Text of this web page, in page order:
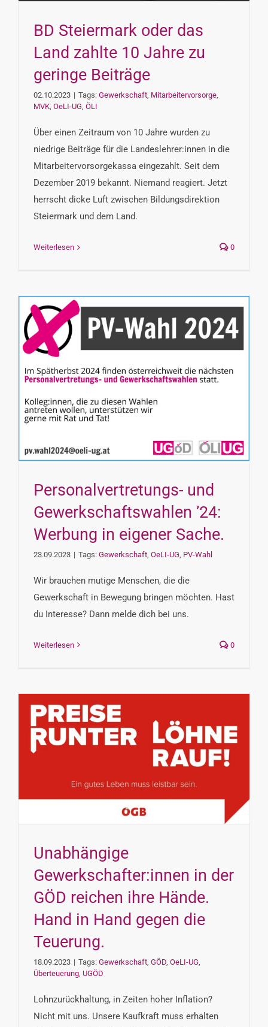
BD Steiermark oder das
Land zahlte 10 Jahre zu
geringe Beiträge
02.10.2023 | Tags: Gewerkschaft, Mitarbeitervorsorge,
MVK, OeLI-UG, ÖLI
Über einen Zeitraum von 10 Jahre wurden zu
niedrige Beiträge für die Landeslehrer:innen in die
Mitarbeitervorsorgekassa eingezahlt. Seit dem
Dezember 2019 bekannt. Niemand reagiert. Jetzt
herrscht dicke Luft zwischen Bildungsdirektion
Steiermark und dem Land.
Weiterlesen 0
Personalvertretungs- und
Gewerkschaftswahlen ’24:
Werbung in eigener Sache.
23.09.2023 | Tags: Gewerkschaft OeLI-UG PV-Wahl
Wir brauchen mutige Menschen, die die
Gewerkschaft in Bewegung bringen möchten. Hast
du Interesse? Dann melde dich bei uns.
Weiterlesen 0
Unabhängige
Gewerkschafter:innen in der
GÖD reichen ihre Hände.
Hand in Hand gegen die
Teuerung.
18.09.2023 | Tags: Gewerkschaft, GÖD, OeLI-UG,
Überteuerung, UGÖD
Lohnzurückhaltung, in Zeiten hoher Inflation?
Nicht mit uns. Unsere Kaufkraft muss erhalten